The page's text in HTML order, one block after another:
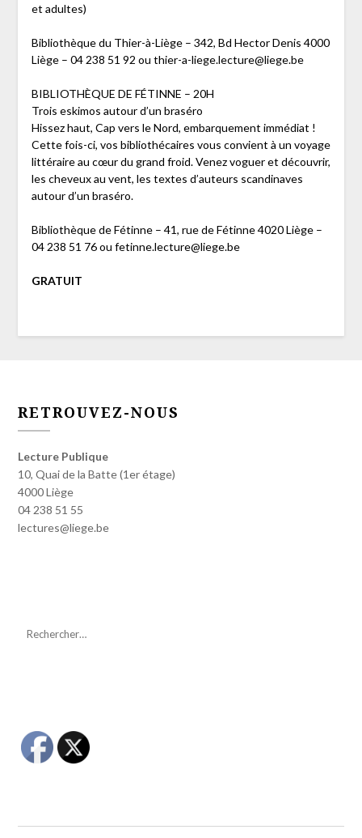
et adultes)
Bibliothèque du Thier-à-Liège – 342, Bd Hector Denis 4000
Liège – 04 238 51 92 ou thier-a-liege.lecture@liege.be
BIBLIOTHÈQUE DE FÉTINNE – 20H
Trois eskimos autour d’un braséro
Hissez haut, Cap vers le Nord, embarquement immédiat !
Cette fois-ci, vos bibliothécaires vous convient à un voyage
littéraire au cœur du grand froid. Venez voguer et découvrir,
les cheveux au vent, les textes d’auteurs scandinaves
autour d’un braséro.
Bibliothèque de Fétinne – 41, rue de Fétinne 4020 Liège –
04 238 51 76 ou fetinne.lecture@liege.be
GRATUIT
RETROUVEZ-NOUS
Lecture Publique
10, Quai de la Batte (1er étage)
4000 Liège
04 238 51 55
lectures@liege.be